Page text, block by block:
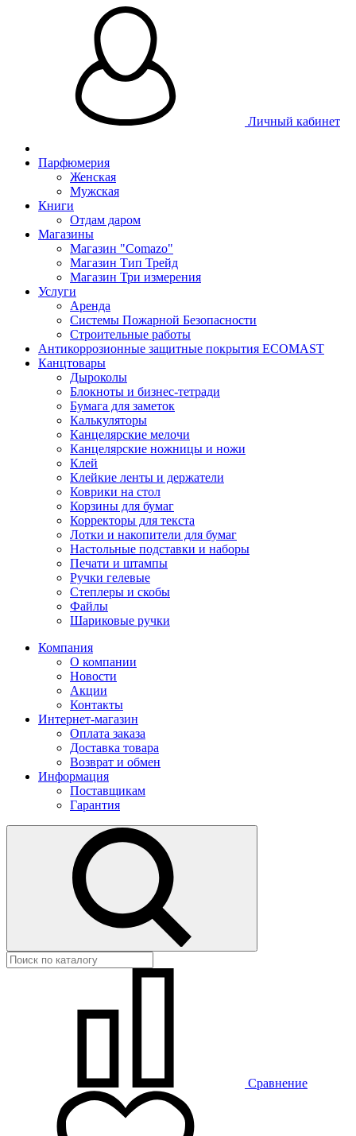
Личный кабинет
Парфюмерия
Женская
Мужская
Книги
Отдам даром
Магазины
Магазин "Comazo"
Магазин Тип Трейд
Магазин Три измерения
Услуги
Аренда
Системы Пожарной Безопасности
Строительные работы
Антикоррозионные защитные покрытия ECOMAST
Канцтовары
Дыроколы
Блокноты и бизнес-тетради
Бумага для заметок
Калькуляторы
Канцелярские мелочи
Канцелярские ножницы и ножи
Клей
Клейкие ленты и держатели
Коврики на стол
Корзины для бумаг
Корректоры для текста
Лотки и накопители для бумаг
Настольные подставки и наборы
Печати и штампы
Ручки гелевые
Степлеры и скобы
Файлы
Шариковые ручки
Компания
О компании
Новости
Акции
Контакты
Интернет-магазин
Оплата заказа
Доставка товара
Возврат и обмен
Информация
Поставщикам
Гарантия
Сравнение